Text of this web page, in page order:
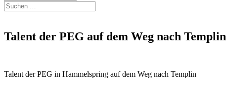
Suchen
nach:
Talent der PEG auf dem Weg nach Templin
Talent der PEG in Hammelspring auf dem Weg nach Templin